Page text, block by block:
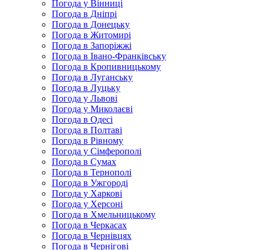
Погода у Вінниці
Погода в Дніпрі
Погода в Донецьку
Погода в Житомирі
Погода в Запоріжжі
Погода в Івано-Франківську
Погода в Кропивницькому
Погода в Луганську
Погода в Луцьку
Погода у Львові
Погода у Миколаєві
Погода в Одесі
Погода в Полтаві
Погода в Рівному
Погода у Сімферополі
Погода в Сумах
Погода в Тернополі
Погода в Ужгороді
Погода у Харкові
Погода у Херсоні
Погода в Хмельницькому
Погода в Черкасах
Погода в Чернівцях
Погода в Чернігові